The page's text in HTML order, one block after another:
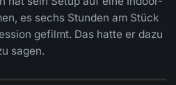
es sechs Stunden am Stück
gefilmt. Das hatte er dazu
sagen.
▶